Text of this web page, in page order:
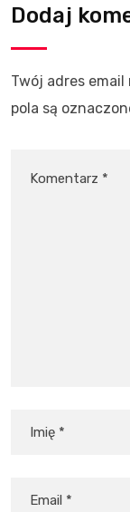
Dodaj
Twój adres
pola są